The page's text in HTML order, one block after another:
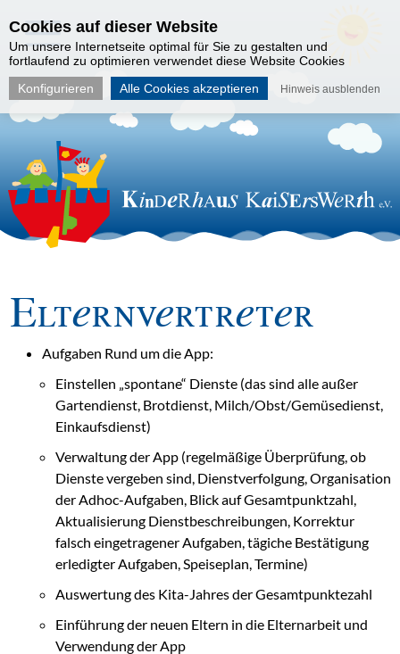
Elternvertreter
Aufgaben Rund um die App:
Einstellen „spontane“ Dienste (das sind alle außer
Gartendienst, Brotdienst, Milch/Obst/Gemüsedienst,
Einkaufsdienst)
Verwaltung der App (regelmäßige Überprüfung, ob
Dienste vergeben sind, Dienstverfolgung, Organisation
der Adhoc-Aufgaben, Blick auf Gesamtpunktzahl,
Aktualisierung Dienstbeschreibungen, Korrektur
falsch eingetragener Aufgaben, tägiche Bestätigung
erledigter Aufgaben, Speiseplan, Termine)
Auswertung des Kita-Jahres der Gesamtpunktezahl
Einführung der neuen Eltern in die Elternarbeit und
Verwendung der App
Cookies auf dieser Website
Um unsere Internetseite optimal für Sie zu gestalten und
fortlaufend zu optimieren verwendet diese Website Cookies
Konfigurieren
Alle Cookies akzeptieren Hinweis ausblenden